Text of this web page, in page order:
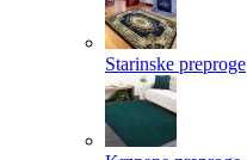
Starinske preproge